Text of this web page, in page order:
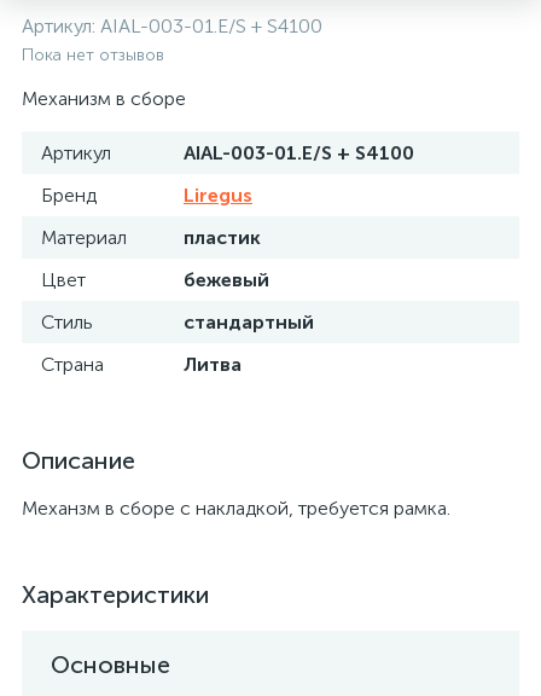
Артикул: AIAL-003-01.E/S + S4100
Пока нет отзывов
Механизм в сборе
Артикул
AIAL-003-01.E/S + S4100
Бренд
Liregus
Материал
пластик
Цвет
бежевый
Стиль
стандартный
Страна
Литва
Описание
Механзм в сборе с накладкой, требуется рамка.
Характеристики
Основные